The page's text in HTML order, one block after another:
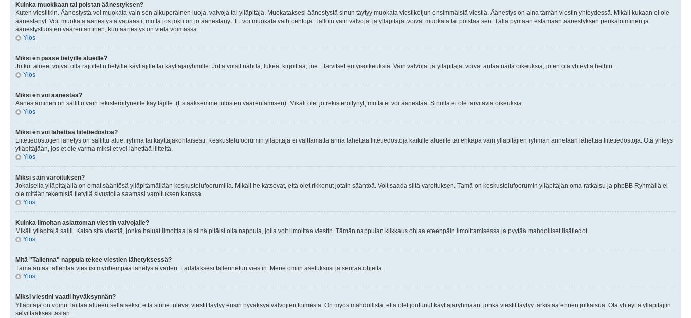
Kuinka muokkaan tai poistan äänestyksen?
Kuten viestitkin. Äänestystä voi muokata vain sen alkuperäinen luoja, valvoja tai ylläpitäjä. Muokataksesi äänestystä sinun täytyy muokata viestiketjun ensimmäistä viestiä. Äänestys on aina tämän viestin yhteydessä. Mikäli kukaan ei ole
äänestänyt. Voit muokata äänestystä vapaasti, mutta jos joku on jo äänestänyt. Et voi muokata vaihtoehtoja. Tällöin vain valvojat ja ylläpitäjät voivat muokata tai poistaa sen. Tällä pyritään estämään äänestyksen peukaloiminen ja
äänestystuosten väärentäminen, kun äänestys on vielä voimassa.
Ylös
Miksi en pääse tietyille alueille?
Jotkut alueet voivat olla rajoitettu tietyille käyttäjille tai käyttäjäryhmille. Jotta voisit nähdä, lukea, kirjoittaa, jne... tarvitset erityisoikeuksia. Vain valvojat ja ylläpitäjät voivat antaa näitä oikeuksia, joten ota yhteyttä heihin.
Ylös
Miksi en voi äänestää?
Äänestäminen on sallittu vain rekisteröityneille käyttäjille. (Estääksemme tulosten väärentämisen). Mikäli olet jo rekisteröitynyt, mutta et voi äänestää. Sinulla ei ole tarvitavia oikeuksia.
Ylös
Miksi en voi lähettää liitetiedostoa?
Liitetiedostotjen lähetys on sallittu alue, ryhmä tai käyttäjäkohtaisesti. Keskustelufoorumin ylläpitäjä ei välttämättä anna lähettää liitetiedostoja kaikille alueille tai ehkäpä vain ylläpitäjien ryhmän annetaan lähettää liitetiedostoja. Ota yhteys
ylläpitäjään, jos et ole varma miksi et voi lähettää liitteitä.
Ylös
Miksi sain varoituksen?
Jokaisella ylläpitäjällä on omat sääntösä ylläpitämällään keskustelufoorumilla. Mikäli he katsovat, että olet rikkonut jotain sääntöä. Voit saada siitä varoituksen. Tämä on keskustelufoorumin ylläpitäjän oma ratkaisu ja phpBB Ryhmällä ei
ole mitään tekemistä tietyllä sivustolla saamasi varoituksen kanssa.
Ylös
Kuinka ilmoitan asiattoman viestin valvojalle?
Mikäli ylläpitäjä sallii. Katso sitä viestiä, jonka haluat ilmoittaa ja siinä pitäisi olla nappula, jolla voit ilmoittaa viestin. Tämän nappulan klikkaus ohjaa eteenpäin ilmoittamisessa ja pyytää mahdolliset lisätiedot.
Ylös
Mitä "Tallenna" nappula tekee viestien lähetyksessä?
Tämä antaa tallentaa viestisi myöhempää lähetystä varten. Ladataksesi tallennetun viestin. Mene omiin asetuksiisi ja seuraa ohjeita.
Ylös
Miksi viestini vaatii hyväksynnän?
Ylläpitäjä on voinut laittaa alueen sellaiseksi, että sinne tulevat viestit täytyy ensin hyväksyä valvojien toimesta. On myös mahdollista, että olet joutunut käyttäjäryhmään, jonka viestit täytyy tarkistaa ennen julkaisua. Ota yhteyttä ylläpitäjiin
selvittääksesi asian.